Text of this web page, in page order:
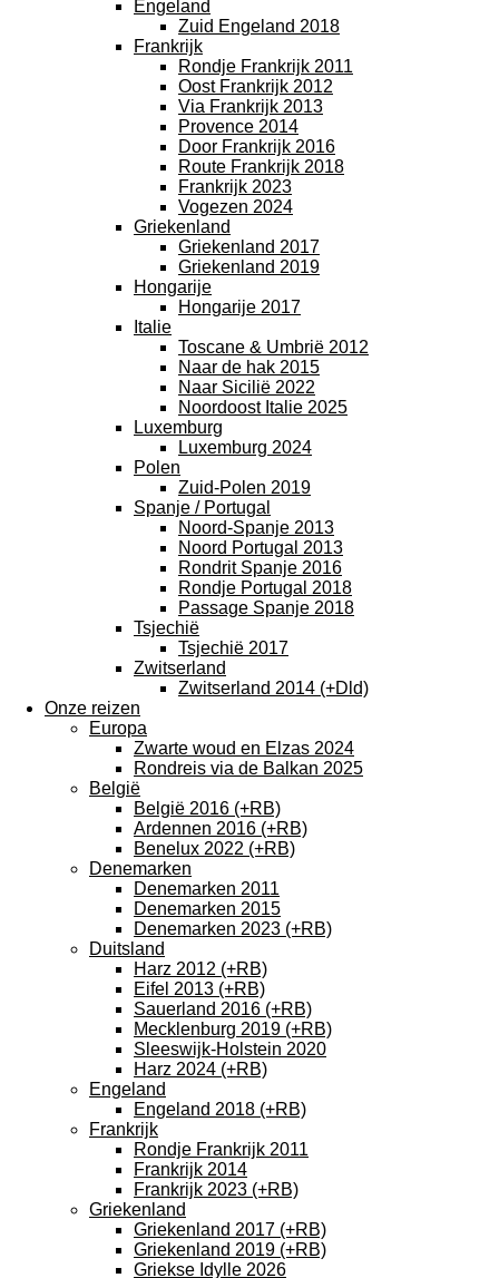
Engeland
Zuid Engeland 2018
Frankrijk
Rondje Frankrijk 2011
Oost Frankrijk 2012
Via Frankrijk 2013
Provence 2014
Door Frankrijk 2016
Route Frankrijk 2018
Frankrijk 2023
Vogezen 2024
Griekenland
Griekenland 2017
Griekenland 2019
Hongarije
Hongarije 2017
Italie
Toscane & Umbrië 2012
Naar de hak 2015
Naar Sicilië 2022
Noordoost Italie 2025
Luxemburg
Luxemburg 2024
Polen
Zuid-Polen 2019
Spanje / Portugal
Noord-Spanje 2013
Noord Portugal 2013
Rondrit Spanje 2016
Rondje Portugal 2018
Passage Spanje 2018
Tsjechië
Tsjechië 2017
Zwitserland
Zwitserland 2014 (+Dld)
Onze reizen
Europa
Zwarte woud en Elzas 2024
Rondreis via de Balkan 2025
België
België 2016 (+RB)
Ardennen 2016 (+RB)
Benelux 2022 (+RB)
Denemarken
Denemarken 2011
Denemarken 2015
Denemarken 2023 (+RB)
Duitsland
Harz 2012 (+RB)
Eifel 2013 (+RB)
Sauerland 2016 (+RB)
Mecklenburg 2019 (+RB)
Sleeswijk-Holstein 2020
Harz 2024 (+RB)
Engeland
Engeland 2018 (+RB)
Frankrijk
Rondje Frankrijk 2011
Frankrijk 2014
Frankrijk 2023 (+RB)
Griekenland
Griekenland 2017 (+RB)
Griekenland 2019 (+RB)
Griekse Idylle 2026